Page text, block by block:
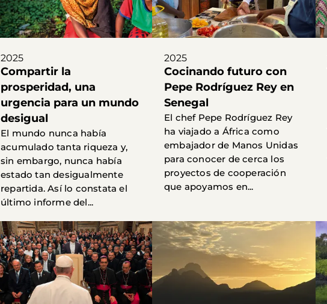
2025
Compartir la
prosperidad, una
urgencia para un mundo
desigual
El mundo nunca había
acumulado tanta riqueza y,
sin embargo, nunca había
estado tan desigualmente
repartida. Así lo constata el
último informe del...
2025
Cocinando futuro con
Pepe Rodríguez Rey en
Senegal
El chef Pepe Rodríguez Rey
ha viajado a África como
embajador de Manos Unidas
para conocer de cerca los
proyectos de cooperación
que apoyamos en...